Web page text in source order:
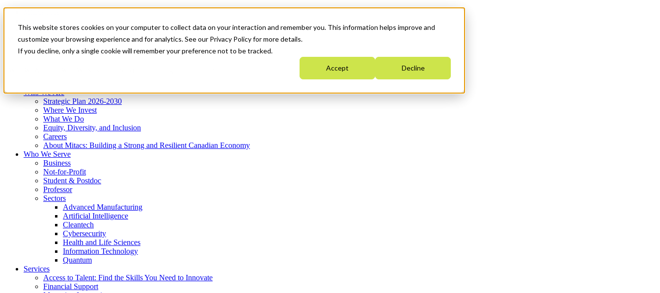
This website stores cookies on your computer to collect data on your interaction and remember you. This information helps improve and
customize your browsing experience and for analytics. See our Privacy Policy for more details.
If you decline, only a single cookie will remember your preference not to be tracked.
Accept Decline
News & Events
Get Started
Menu
Who We Are
Strategic Plan 2026-2030
Where We Invest
What We Do
Equity, Diversity, and Inclusion
Careers
About Mitacs: Building a Strong and Resilient Canadian Economy
Who We Serve
Business
Not-for-Profit
Student & Postdoc
Professor
Sectors
Advanced Manufacturing
Artificial Intelligence
Cleantech
Cybersecurity
Health and Life Sciences
Information Technology
Quantum
Services
Access to Talent: Find the Skills You Need to Innovate
Financial Support